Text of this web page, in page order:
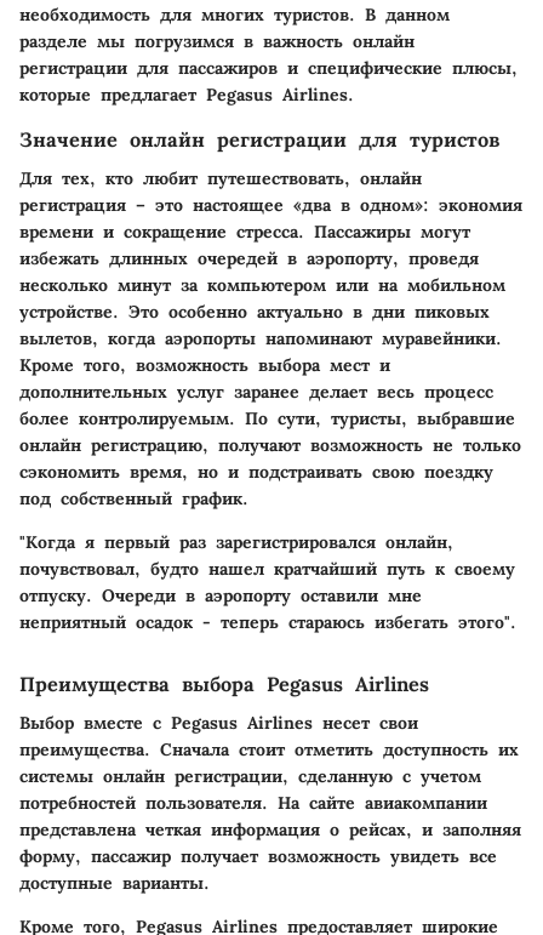
необходимость для многих туристов. В данном
разделе мы погрузимся в важность онлайн
регистрации для пассажиров и специфические плюсы,
которые предлагает Pegasus Airlines.
Значение онлайн регистрации для туристов
Для тех, кто любит путешествовать, онлайн
регистрация – это настоящее «два в одном»: экономия
времени и сокращение стресса. Пассажиры могут
избежать длинных очередей в аэропорту, проведя
несколько минут за компьютером или на мобильном
устройстве. Это особенно актуально в дни пиковых
вылетов, когда аэропорты напоминают муравейники.
Кроме того, возможность выбора мест и
дополнительных услуг заранее делает весь процесс
более контролируемым. По сути, туристы, выбравшие
онлайн регистрацию, получают возможность не только
сэкономить время, но и подстраивать свою поездку
под собственный график.
"Когда я первый раз зарегистрировался онлайн,
почувствовал, будто нашел кратчайший путь к своему
отпуску. Очереди в аэропорту оставили мне
неприятный осадок - теперь стараюсь избегать этого".
Преимущества выбора Pegasus Airlines
Выбор вместе с Pegasus Airlines несет свои
преимущества. Сначала стоит отметить доступность их
системы онлайн регистрации, сделанную с учетом
потребностей пользователя. На сайте авиакомпании
представлена четкая информация о рейсах, и заполняя
форму, пассажир получает возможность увидеть все
доступные варианты.
Кроме того, Pegasus Airlines предоставляет широкие